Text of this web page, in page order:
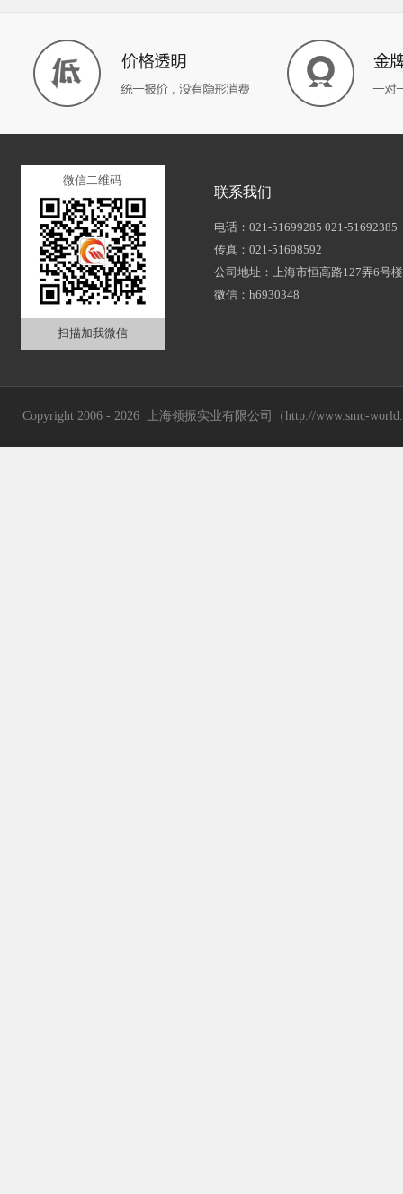
微信二维码
扫描加我微信
联系我们
电话：021-51699285 021-51692385
传真：021-51698592
公司地址：上海市恒高路127弄6号
微信：h6930348
Copyright 2006 - 2026 上海领振实业有限公司（http://www.smc-